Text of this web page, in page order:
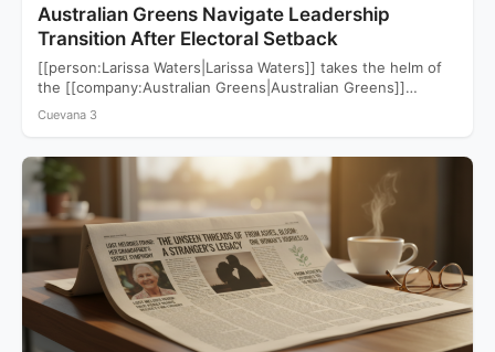
Australian Greens Navigate Leadership
Transition After Electoral Setback
[[person:Larissa Waters|Larissa Waters]] takes the helm of
the [[company:Australian Greens|Australian Greens]]
following a devastating 2025 election that saw…
Cuevana 3